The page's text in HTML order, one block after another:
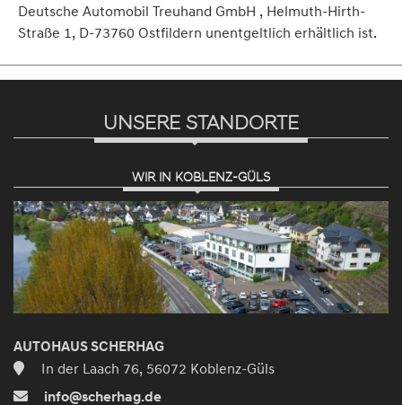
Deutsche Automobil Treuhand GmbH , Helmuth-Hirth-
Straße 1, D-73760 Ostfildern unentgeltlich erhältlich ist.
UNSERE STANDORTE
WIR IN KOBLENZ-GÜLS
AUTOHAUS SCHERHAG
In der Laach 76, 56072 Koblenz-Güls
info@scherhag.de